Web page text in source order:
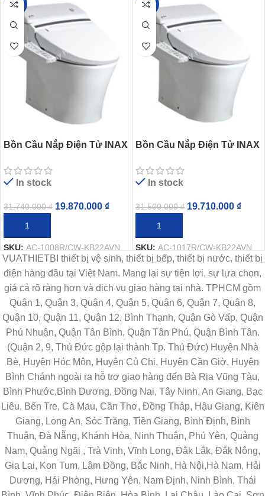
-37%
Bồn Cầu Nắp Điện Tử INAX
In stock
31.740.000₫ 19.870.000 ₫
THÊM VÀO GIỎ HÀNG
SKU:AC-1008R/CW-KB22AVN
-37%
Bồn Cầu Nắp Điện Tử INAX
In stock
31.500.000₫ 19.710.000 ₫
THÊM VÀO GIỎ HÀNG
SKU:AC-1017R/CW-KB22AVN
VUATHIETBI thiết bị vệ sinh, thiết bị bếp, thiết bị nước, thiết bị
điện hàng đầu tại Việt Nam. Mang lại sự tiện lợi, sự lựa chọn,
giá cả rõ ràng hơn và dịch vụ giao hàng tại nhà. TPHCM gồm
Quận 1, Quận 3, Quận 4, Quận 5, Quận 6, Quận 7, Quận 8,
Quận 10, Quận 11, Quận 12, Bình Thạnh, Quận Gò Vấp, Quận
Phú Nhuận, Quận Tân Bình, Quận Tân Phú, Quận Bình Tân.
(Quận 2, 9, Thủ Đức gộp lại thành Tp. Thủ Đức) Huyện Nhà
Bè, Huyện Hóc Môn, Huyện Củ Chi, Huyện Cần Giờ, Huyện
Bình Chánh ngoài ra hỗ trợ giao hàng đến Bà Rịa Vũng Tàu,
Bình Phước,Bình Dương, Đồng Nai, Tây Ninh, An Giang, Bạc
Liêu, Bến Tre, Cà Mau, Cần Thơ, Đồng Tháp, Hậu Giang, Kiên
Giang, Long An, Sóc Trăng, Tiền Giang, Bình Định, Bình
Thuận, Đà Nẵng, Khánh Hòa, Ninh Thuận, Phú Yên, Quảng
Nam, Quảng Ngãi , Trà Vinh, Vĩnh Long, Đắk Lắk, Đắk Nông,
Gia Lai, Kon Tum, Lâm Đồng, Bắc Ninh, Hà Nội,Hà Nam, Hải
Dương, Hải Phòng, Hưng Yên, Nam Định, Ninh Bình, Thái